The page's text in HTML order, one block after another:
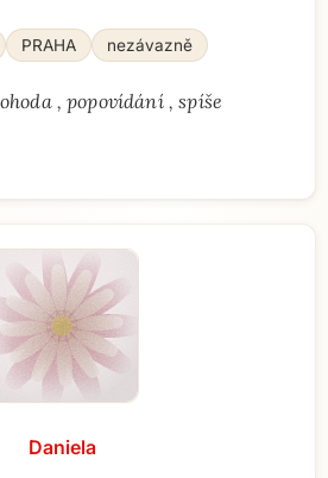
PRAHA nezávazně
, popovídání , spíše
Daniela